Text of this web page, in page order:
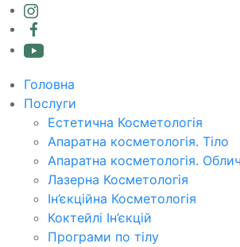
Головна
Послуги
Естетична Косметологія
Апаратна косметологія. Тіло
Апаратна косметологія.
Лазерна Косметологія
Ін’єкційна Косметологія
Коктейлі Ін’єкцій
Програми по тілу